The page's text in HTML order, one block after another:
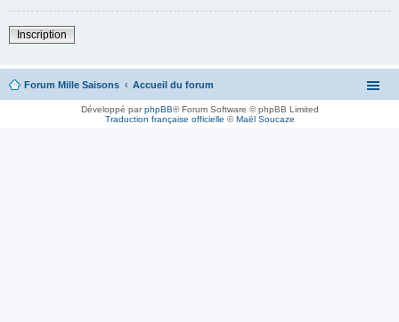
Inscription
Forum Mille Saisons Accueil du forum
Développé parphpBB® Forum Software © phpBB Limited
Traduction française officielle ©Maël Soucaze